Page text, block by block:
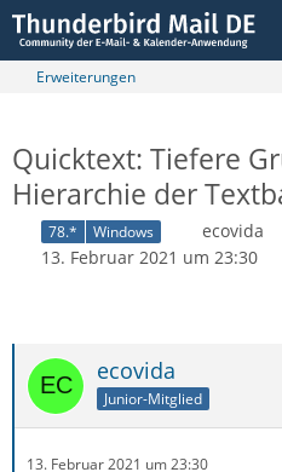
Erweiterungen
Quicktext: Tiefere
Hierarchie der
78.* Windows
ecovida
13. Februar 2021 um 23:30
ecovida
Junior-Mitglied
13. Februar 2021 um 23:30